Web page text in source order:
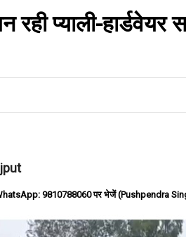
प्याली-
9810788060 पर भेजें (Pushpendra